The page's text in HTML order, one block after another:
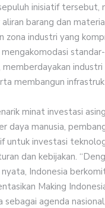
inisiatif tersebut,
barang dan
zona industri yang
industri
membangun
minat investasi
daya manusia,
untuk investasi
dan kebijakan.
Indonesia
Making
sebagai agenda